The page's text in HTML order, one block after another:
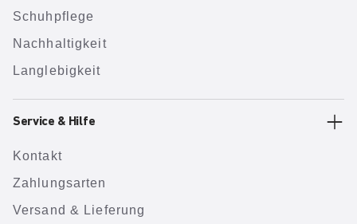
Schuhpflege
Nachhaltigkeit
Langlebigkeit
Service & Hilfe
Kontakt
Zahlungsarten
Versand & Lieferung